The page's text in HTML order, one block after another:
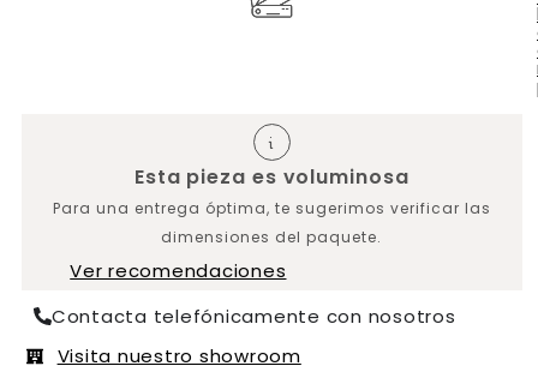
Esta pieza es voluminosa
Para una entrega óptima, te sugerimos verificar las
dimensiones del paquete.
Ver recomendaciones
Contacta telefónicamente con nosotros
Visita nuestro showroom